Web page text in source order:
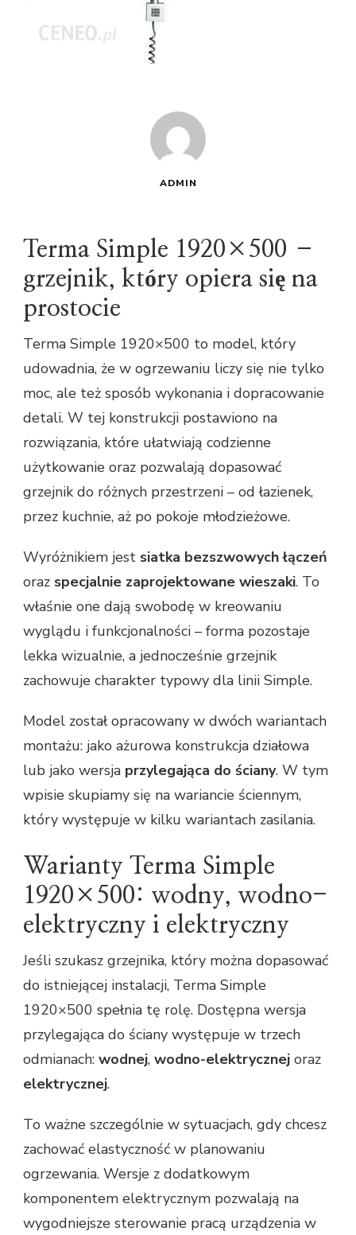
ADMIN
Terma Simple 1920×500 –
grzejnik, który opiera się na
prostocie
Terma Simple 1920×500 to model, który
udowadnia, że w ogrzewaniu liczy się nie tylko
moc, ale też sposób wykonania i dopracowanie
detali. W tej konstrukcji postawiono na
rozwiązania, które ułatwiają codzienne
użytkowanie oraz pozwalają dopasować
grzejnik do różnych przestrzeni – od łazienek,
przez kuchnie, aż po pokoje młodzieżowe.
Wyróżnikiem jest siatka bezszwowych łączeń
oraz specjalnie zaprojektowane wieszaki. To
właśnie one dają swobodę w kreowaniu
wyglądu i funkcjonalności – forma pozostaje
lekka wizualnie, a jednocześnie grzejnik
zachowuje charakter typowy dla linii Simple.
Model został opracowany w dwóch wariantach
montażu: jako ażurowa konstrukcja działowa
lub jako wersja przylegająca do ściany. W tym
wpisie skupiamy się na wariancie ściennym,
który występuje w kilku wariantach zasilania.
Warianty Terma Simple
1920×500: wodny, wodno-
elektryczny i elektryczny
Jeśli szukasz grzejnika, który można dopasować
do istniejącej instalacji, Terma Simple
1920×500 spełnia tę rolę. Dostępna wersja
przylegająca do ściany występuje w trzech
odmianach: wodnej, wodno-elektrycznej oraz
elektrycznej.
To ważne szczególnie w sytuacjach, gdy chcesz
zachować elastyczność w planowaniu
ogrzewania. Wersje z dodatkowym
komponentem elektrycznym pozwalają na
wygodniejsze sterowanie pracą urządzenia w